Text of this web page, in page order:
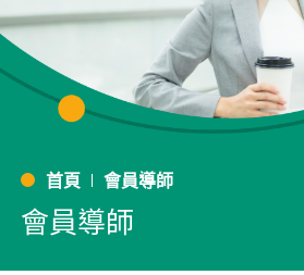
首頁 會員導師
會員導師